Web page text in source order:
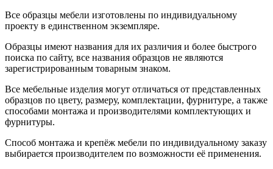
Все образцы мебели изготовлены по индивидуальному
проекту в единственном экземпляре.
Образцы имеют названия для их различия и более быстрого
поиска по сайту, все названия образцов не являются
зарегистрированным товарным знаком.
Все мебельные изделия могут отличаться от представленных
образцов по цвету, размеру, комплектации, фурнитуре, а также
способами монтажа и производителями комплектующих и
фурнитуры.
Способ монтажа и крепёж мебели по индивидуальному заказу
выбирается производителем по возможности её применения.